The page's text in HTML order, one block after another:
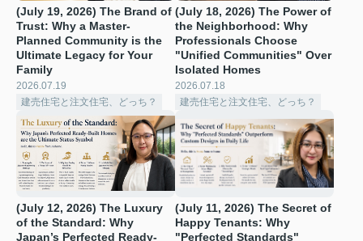
(July 19, 2026) The Brand of
Trust: Why a Master-
Planned Community is the
Ultimate Legacy for Your
Family
2026.07.19
建売住宅と注文住宅、どっち？
(July 18, 2026) The Power of
the Neighborhood: Why
Professionals Choose
"Unified Communities" Over
Isolated Homes ️
2026.07.18
建売住宅と注文住宅、どっち？
(July 12, 2026) The Luxury
of the Standard: Why
Japan’s Perfected Ready-
(July 11, 2026) The Secret of
Happy Tenants: Why
"Perfected Standards"